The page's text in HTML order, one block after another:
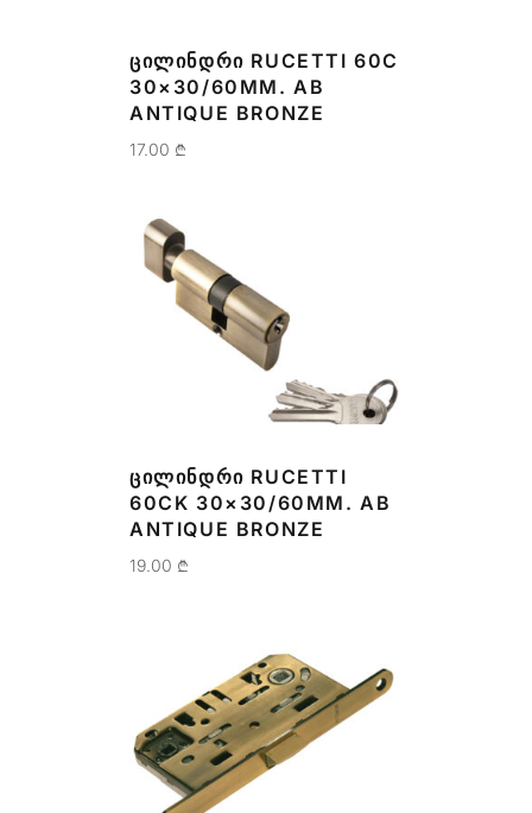
ᲪᲘᲚᲘᲜᲓᲠᲘ RUCETTI 60C
30×30/60MM. AB
ANTIQUE BRONZE
17.00 ₾
ᲪᲘᲚᲘᲜᲓᲠᲘ RUCETTI
60CK 30×30/60MM. AB
ANTIQUE BRONZE
19.00 ₾